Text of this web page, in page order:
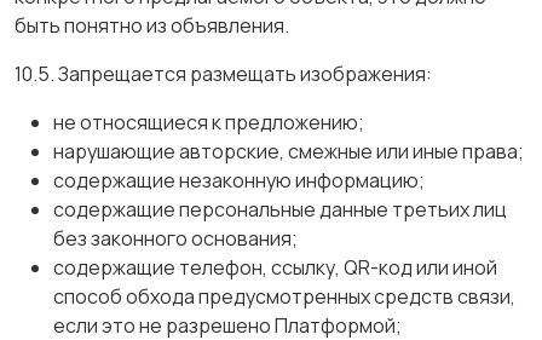
быть понятно из объявления.
10.5. Запрещается размещать изображения:
не относящиеся к предложению;
нарушающие авторские, смежные или иные права;
содержащие незаконную информацию;
содержащие персональные данные третьих лиц
без законного основания;
содержащие телефон, ссылку, QR-код или иной
способ обхода предусмотренных средств связи,
если это не разрешено Платформой;